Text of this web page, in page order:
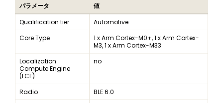
パラメータ
値
Qualification tier
Automotive
Core Type
1 x Arm Cortex-M0+, 1 x Arm Cortex-
M3, 1 x Arm Cortex-M33
Localization
Compute Engine
(LCE)
no
Radio
BLE 6.0